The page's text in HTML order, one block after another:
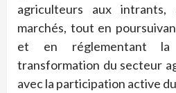
agriculteurs aux
marchés, tout en
et en réglementant la
transformation du secteur
avec la participation active